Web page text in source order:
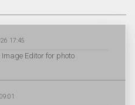
17:45
Image Editor for photo